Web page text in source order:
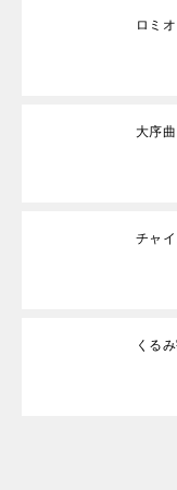
ロミ
大序
チャ
くる